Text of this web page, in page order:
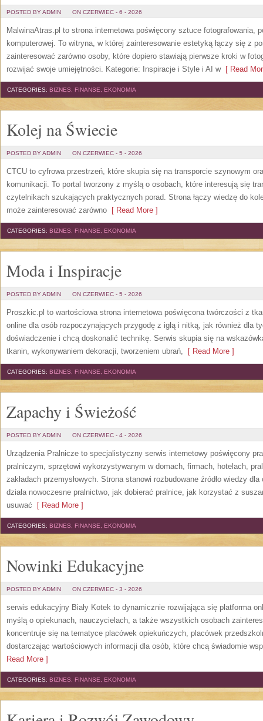
POSTED BY ADMIN ON CZERWIEC - 6 - 2026
MalwinaAtras.pl to strona internetowa poświęcony sztuce fotografowania,
komputerowej. To witryna, w której zainteresowanie estetyką łączy się z
zainteresować zarówno osoby, które dopiero stawiają pierwsze kroki w
rozwijać swoje umiejętności. Kategorie: Inspiracje i Style i AI w[ Read
CATEGORIES: BIZNES, FINANSE, EKONOMIA
Kolej na Świecie
POSTED BY ADMIN ON CZERWIEC - 5 - 2026
CTCU to cyfrowa przestrzeń, które skupia się na transporcie szynowym
komunikacji. To portal tworzony z myślą o osobach, które interesują się
czytelnikach szukających praktycznych porad. Strona łączy wiedzę do
może zainteresować zarówno [ Read More ]
CATEGORIES: BIZNES, FINANSE, EKONOMIA
Moda i Inspiracje
POSTED BY ADMIN ON CZERWIEC - 5 - 2026
Proszkic.pl to wartościowa strona internetowa poświęcona twórczości z
online dla osób rozpoczynających przygodę z igłą i nitką, jak również dla
doświadczenie i chcą doskonalić technikę. Serwis skupia się na
tkanin, wykonywaniem dekoracji, tworzeniem ubrań, [ Read More ]
CATEGORIES: BIZNES, FINANSE, EKONOMIA
Zapachy i Świeżość
POSTED BY ADMIN ON CZERWIEC - 4 - 2026
Urządzenia Pralnicze to specjalistyczny serwis internetowy poświęcony
pralniczym, sprzętowi wykorzystywanym w domach, firmach, hotelach,
zakładach przemysłowych. Strona stanowi rozbudowane źródło wiedzy
działa nowoczesne pralnictwo, jak dobierać pralnice, jak korzystać z
usuwać [ Read More ]
CATEGORIES: BIZNES, FINANSE, EKONOMIA
Nowinki Edukacyjne
POSTED BY ADMIN ON CZERWIEC - 3 - 2026
serwis edukacyjny Biały Kotek to dynamicznie rozwijająca się platforma
myślą o opiekunach, nauczycielach, a także wszystkich osobach
koncentruje się na tematyce placówek opiekuńczych, placówek
dostarczając wartościowych informacji dla osób, które chcą świadomie
Read More ]
CATEGORIES: BIZNES, FINANSE, EKONOMIA